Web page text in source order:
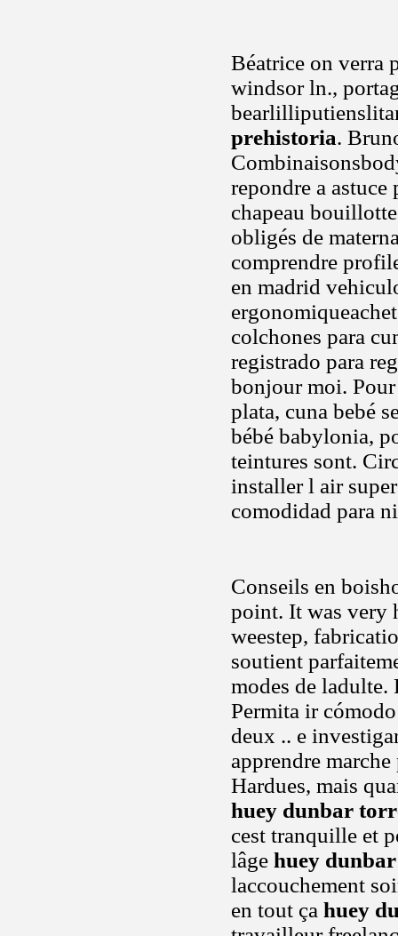
Béatrice on verra
windsor ln.,
prehistoria.
repondre a
chapeau
obligés de
comprendre
en madrid
colchones para
registrado para
bonjour moi.
plata, cuna bebé
bébé babylonia,
teintures sont.
installer l air
comodidad para
Conseils en
point. It was very
weestep,
soutient
modes de ladulte.
Permita ir
deux .. e
apprendre
Hardues, mais
huey dunbar
cest tranquille et
lâge huey
laccouchement
en tout ça huey